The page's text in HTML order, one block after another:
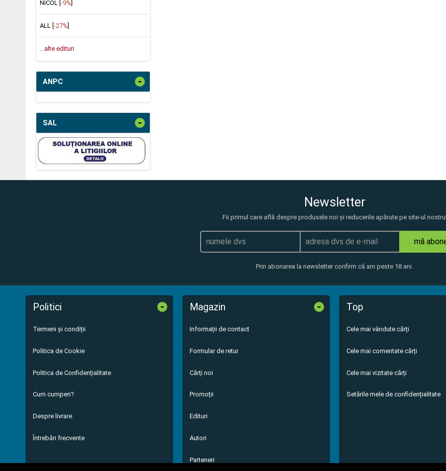
NICOL [ -9%
ALL [ -27%
...alte edituri
ANPC -
SAL -
Newsletter
Fii primul care află despre produsele noi și reducerile apărute pe site-ul nostru!
mă
Prin abonarea la newsletter confirm că am peste 18 ani.
Politici -
Termeni și condiții
Politica de Cookie
Politica de Confidențialitate
Cum cumperi?
Despre livrare
Întrebări frecvente
Magazin -
Informații de contact
Formular de retur
Cărți noi
Promoții
Edituri
Autori
Parteneri
Top
Cele mai vândute cărți
Cele mai comentate cărți
Cele mai vizitate cărți
Setările mele de confidențialitate